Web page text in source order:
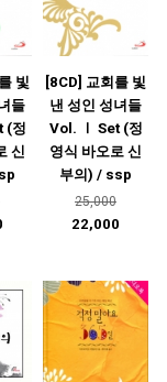
빛
들
(정
신
[8CD] 교회를 빛
낸 성인 성녀들
Vol. Ⅰ Set (정
영식 바오로 신
부의) / ssp
25,000
22,000